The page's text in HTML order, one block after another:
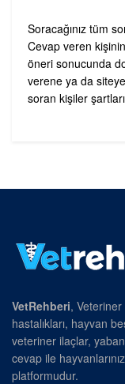
Soracağınız tüm
Cevap veren
öneri sonucunda
verene ya da siteye
soran kişiler
VetRehberi, Veteriner
hastalıkları, hayvan
veteriner ilaçlar,
cevap ile
platformudur.